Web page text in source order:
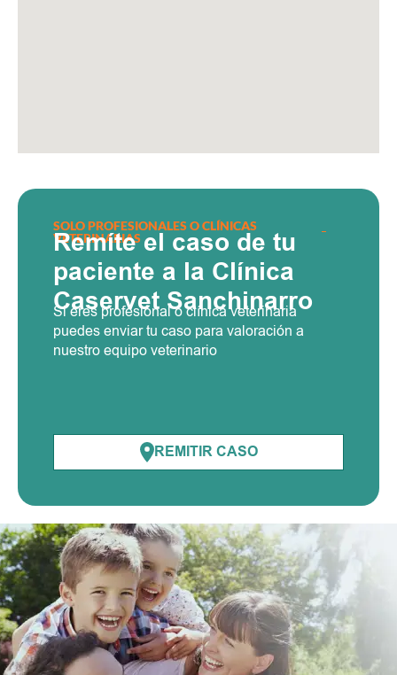
SOLO PROFESIONALES O CLÍNICAS
VETERINARIAS
Remíte el caso de tu
paciente a la Clínica
Caservet Sanchinarro
Si eres profesional o clínica veterinaria
puedes enviar tu caso para valoración a
nuestro equipo veterinario
REMITIR CASO